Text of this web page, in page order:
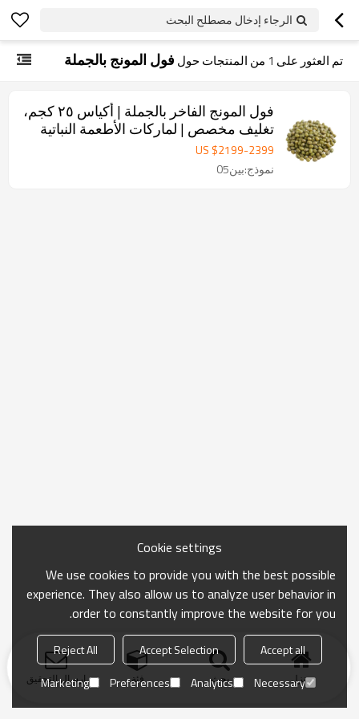
الرجاء إدخال مصطلح البحث
تم العثور على 1 من المنتجات حول فول المونج بالجملة
فول المونج الفاخر بالجملة | أكياس ٢٥ كجم،
تغليف مخصص | لماركات الأطعمة النباتية
والصحية US $2199-2399
نموذج:بين05
منزل بحث فئة ارسال التحقيق
Cookie settings
We use cookies to provide you with the best possible
experience. They also allow us to analyze user behavior in
order to constantly improve the website for you.
Accept all
Accept Selection
Reject All
Necessary
Analytics
Preferences
Marketing